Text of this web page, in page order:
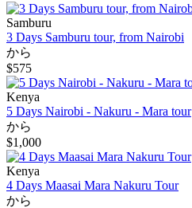
Samburu
3 Days Samburu tour, from Nairobi
から
$575
Kenya
5 Days Nairobi - Nakuru - Mara tour
から
$1,000
Kenya
4 Days Maasai Mara Nakuru Tour
から